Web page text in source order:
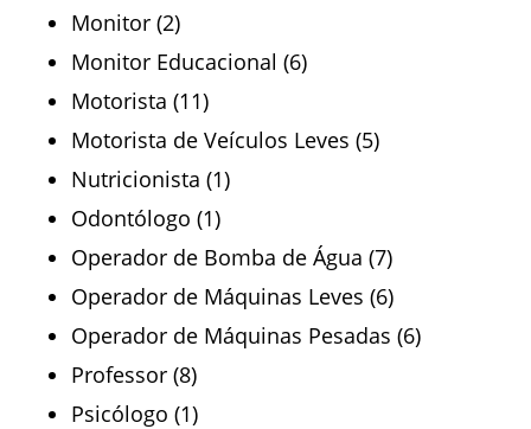
Monitor (2)
Monitor Educacional (6)
Motorista (11)
Motorista de Veículos Leves (5)
Nutricionista (1)
Odontólogo (1)
Operador de Bomba de Água (7)
Operador de Máquinas Leves (6)
Operador de Máquinas Pesadas (6)
Professor (8)
Psicólogo (1)